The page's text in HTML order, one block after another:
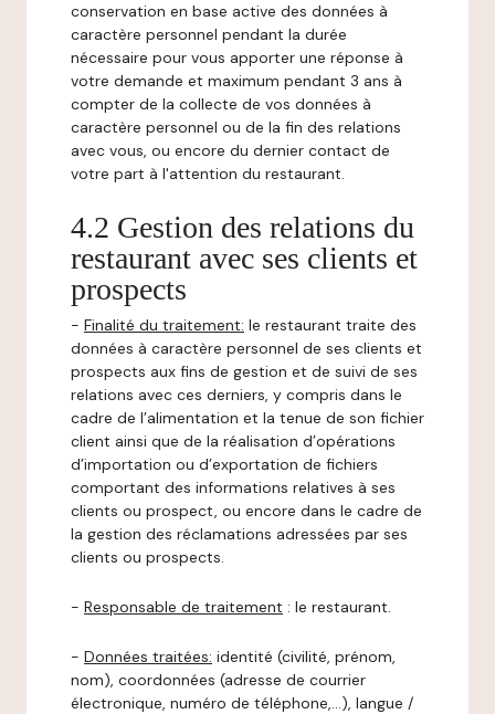
conservation en base active des données à
caractère personnel pendant la durée
nécessaire pour vous apporter une réponse à
votre demande et maximum pendant 3 ans à
compter de la collecte de vos données à
caractère personnel ou de la fin des relations
avec vous, ou encore du dernier contact de
votre part à l'attention du restaurant.
4.2 Gestion des relations du
restaurant avec ses clients et
prospects
- Finalité du traitement: le restaurant traite des
données à caractère personnel de ses clients et
prospects aux fins de gestion et de suivi de ses
relations avec ces derniers, y compris dans le
cadre de l’alimentation et la tenue de son fichier
client ainsi que de la réalisation d’opérations
d’importation ou d’exportation de fichiers
comportant des informations relatives à ses
clients ou prospect, ou encore dans le cadre de
la gestion des réclamations adressées par ses
clients ou prospects.
- Responsable de traitement : le restaurant.
- Données traitées: identité (civilité, prénom,
nom), coordonnées (adresse de courrier
électronique, numéro de téléphone,…), langue /